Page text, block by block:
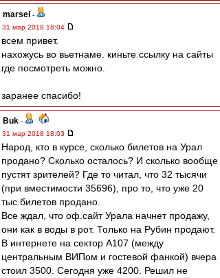
marsel -
31 мар 2018 18:04
всем привет.
нахожусь во вьетнаме. киньте ссылку на сайты
где посмотреть можно.
заранее спасибо!
Buk -
31 мар 2018 18:03
Народ, кто в курсе, сколько билетов на Урал
продано? Сколько осталось? И сколько вообще
пустят зрителей? Где то читал, что 32 тысячи
(при вместимости 35696), про то, что уже 20
тыс.билетов продано.
Все ждал, что оф.сайт Урала начнет продажу,
они как в воды в рот. Только на Рубин продают.
В интернете на сектор А107 (между
центральным ВИПом и гостевой фанкой) вчера
стоил 3500. Сегодня уже 4200. Решил не